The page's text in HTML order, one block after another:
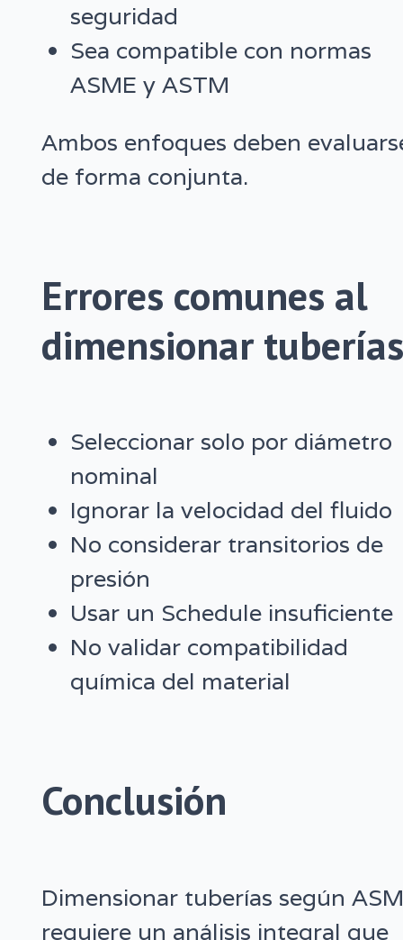
seguridad
Sea compatible con normas
ASME y ASTM
Ambos enfoques deben
de forma conjunta.
Errores comunes al
dimensionar
Seleccionar solo por diámetro
nominal
Ignorar la velocidad del fluido
No considerar transitorios de
presión
Usar un Schedule insuficiente
No validar compatibilidad
química del material
Conclusión
Dimensionar tuberías según
requiere un análisis integral que